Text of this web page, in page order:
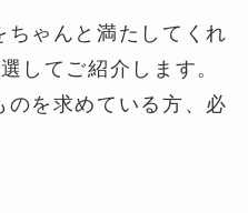
ちゃんと満たしてくれ
してご紹介します。
のを求めている方、必